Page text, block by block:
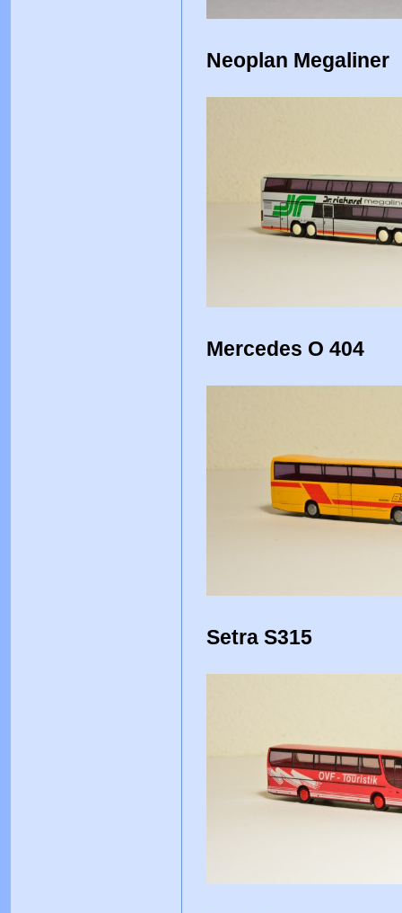
Neoplan Megaliner
Mercedes O 404
Setra S315